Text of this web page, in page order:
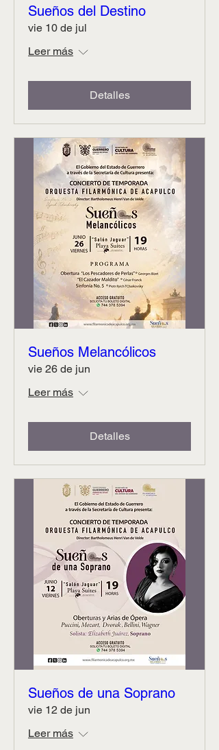
Sueños del Destino
vie 10 de jul
Leer más
Detalles
Sueños Melancólicos
vie 26 de jun
Leer más
Detalles
Sueños de una Soprano
vie 12 de jun
Leer más